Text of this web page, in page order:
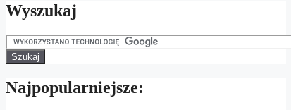
Wyszukaj
Najpopularniejsze: